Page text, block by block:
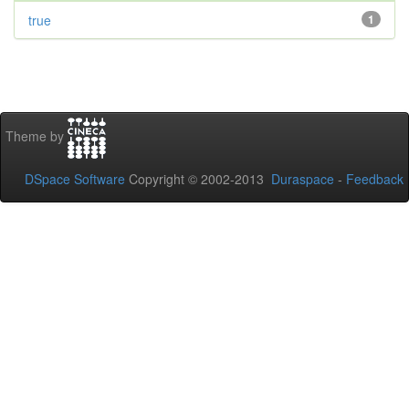
1
true
Theme by
DSpace Software Copyright © 2002-2013 Duraspace - Feedback